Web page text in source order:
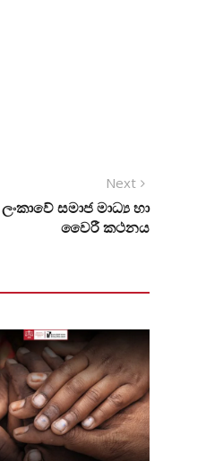
Next
ලංකාවේ සමාජ මාධ්‍ය හා
වෛරී කථනය